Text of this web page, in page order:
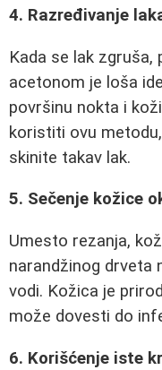
4. Razređivanje
Kada se lak zgruša,
acetonom je loša
površinu nokta i
koristiti ovu
skinite takav lak.
5. Sečenje kožice
Umesto rezanja,
narandžinog drveta
vodi. Kožica je
može dovesti do
6. Korišćenje iste